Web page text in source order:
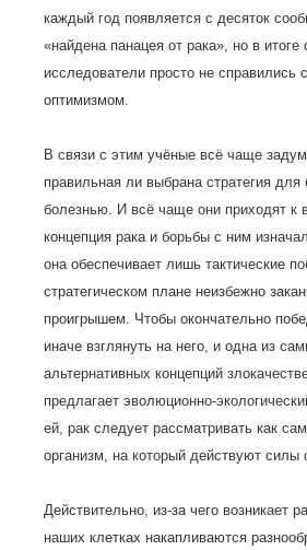
каждый год появляется с десяток
«найдена панацея от рака», но в итоге
исследователи просто не справились
оптимизмом.
В связи с этим учёные всё чаще
правильная ли выбрана стратегия для
болезнью. И всё чаще они приходят к
концепция рака и борьбы с ним
она обеспечивает лишь тактические
стратегическом плане неизбежно
проигрышем. Чтобы окончательно
иначе взглянуть на него, и одна из
альтернативных концепций
предлагает эволюционно-
ей, рак следует рассматривать как
организм, на который действуют силы
Действительно, из-за чего возникает
наших клетках накапливаются